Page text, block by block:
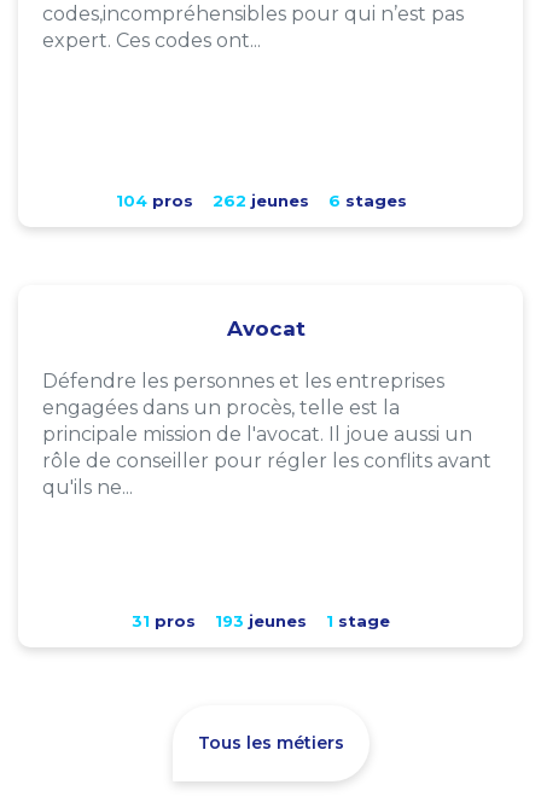
codes,incompréhensibles pour qui n’est pas
expert. Ces codes ont...
104pros 262 jeunes 6 stages
Avocat
Défendre les personnes et les entreprises
engagées dans un procès, telle est la
principale mission de l'avocat. Il joue aussi un
rôle de conseiller pour régler les conflits avant
qu'ils ne...
31 pros 193 jeunes 1 stage
Tous les métiers